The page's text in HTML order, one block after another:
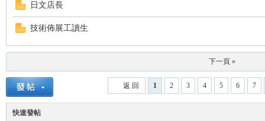
日文店長
技術佈展工讀生
下一頁 »
1 2 3 4 5 6 7
返 回
快速發帖